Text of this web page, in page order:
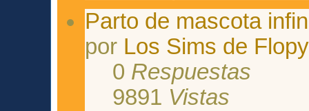
Parto de mascota
por Los Sims de Flopy
0 Respuestas
9891 Vistas